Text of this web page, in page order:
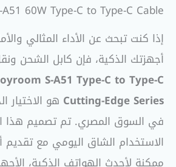
60W Type-C to Type-C Cable
إذا كنت تبحث عن الأداء المثالي
أجهزتك الذكية، فإن كابل الشحن
S-A51 Type-C to Type-C
Cutting-Edge Series هو الاختيار
في السوق المصري. تم تصميم هذا
الاستخدام الشاق اليومي مع
ممكنة لأحدث الهواتف الذكية،